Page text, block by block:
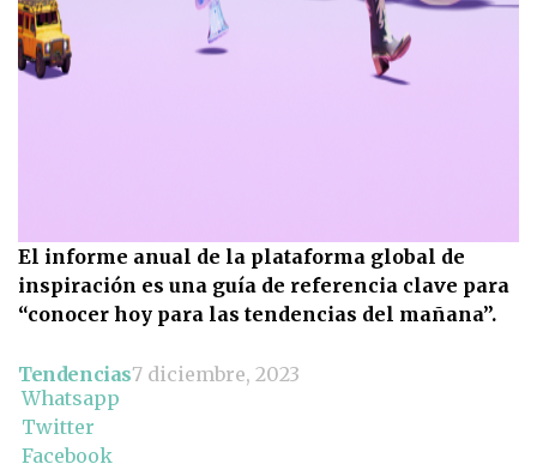
El informe anual de la plataforma global de
inspiración es una guía de referencia clave para
“conocer hoy para las tendencias del mañana”.
Tendencias7 diciembre, 2023
Whatsapp
Twitter
Facebook